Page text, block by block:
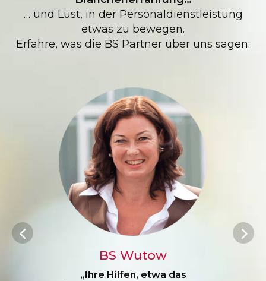
… und Lust, in der Personaldienstleistung
etwas zu bewegen.
Erfahre, was die BS Partner über uns sagen:
BS Wutow Professional
„Mit der Expertise von BS